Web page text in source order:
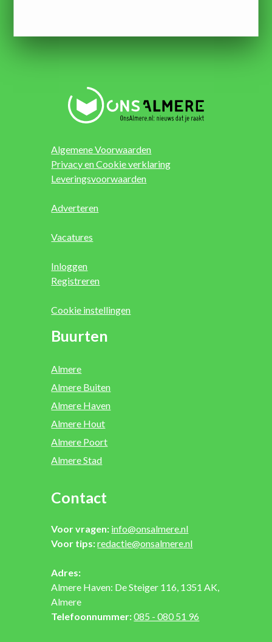
Algemene Voorwaarden
Privacy en Cookie verklaring
Leveringsvoorwaarden
Adverteren
Vacatures
Inloggen
Registreren
Cookie instellingen
Buurten
Almere
Almere Buiten
Almere Haven
Almere Hout
Almere Poort
Almere Stad
Contact
Voor vragen: info@onsalmere.nl
Voor tips:redactie@onsalmere.nl
Adres:
Almere Haven: De Steiger 116, 1351 AK,
Almere
Telefoonnummer:085 - 080 51 96